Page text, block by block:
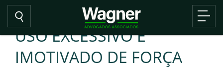
USO EXCESSIVO E
IMOTIVADO DE FORÇA